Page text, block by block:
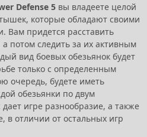
Defense 5 вы владеете целой
которые обладают своими
Вам придется расставить
потом следить за их активным
вид боевых обезьянок будет
только с определенным
очередь, будете иметь
обезьянки по двум
игре разнообразие, а также
в отличии от остальных игр